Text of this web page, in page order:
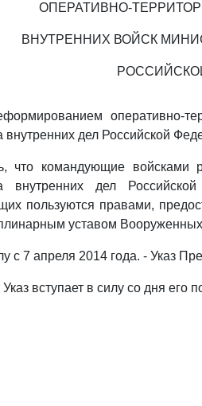
ОПЕРАТИВНО-
ВНУТРЕННИХ ВОЙСК
оперативно-
внутренних дел Российской
что командующие войсками
внутренних дел
пользуются правами,
уставом
с 7 апреля 2014 года. - Указ
вступает в силу со дня его